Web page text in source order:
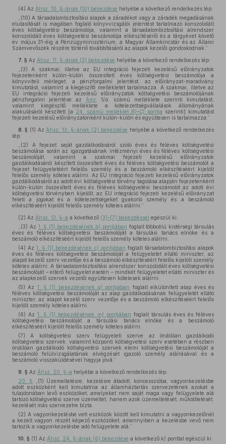
(4) Az Áhsz. 10. §-ának (10) bekezdése helyébe a következő rendelkezés lép:
„(10) A társadalombiztosítási alapok a záradékot vagy a záradék megadásának
elutasítását is magában foglaló könyvvizsgálói jelentést tartalmazó konszolidált
éves költségvetési beszámolója, valamint a társadalombiztosítási alrendszer
konszolidált éves költségvetési beszámolója elkészítéséről és a tárgyévet követő
év május 31-éig a Pénzügyminisztérium, a Magyar Államkincstár és az Állami
Számvevőszék részére történő továbbításáról az alapok kezelői gondoskodnak.”
7. § Az Áhsz. 11. §-ának (3) bekezdése helyébe a következő rendelkezés lép:
„(3) A szakmai, illetve az EU integráció fejezeti kezelésű előirányzatok
fejezetenként külön-külön összesített éves költségvetési beszámolója a
könyvviteli mérleget, a pénzforgalmi jelentést, az előirányzat-maradvány
kimutatást, valamint a kiegészítő mellékletet tartalmazza. A szakmai, illetve az
EU integráció fejezeti kezelésű előirányzatok költségvetési beszámolójának
pénzforgalmi jelentése az Ámr. 1/a.
számú melléklete szerinti kimutatást,
valamint kiegészítő melléklete a kötelezettségvállalások állományának
alakulásáról készített [a 24. számú melléklet B)–C) pontja szerinti] kimutatást
fejezeti kezelésű előirányzatonként külön-külön és együttesen is tartalmazza.”
8. § (1) Az Áhsz. 13. §-ának (2) bekezdése helyébe a következő rendelkezés
lép:
„(2) A fejezet saját gazdálkodásáról szóló éves és féléves költségvetési
beszámolása során az igazgatásának intézményi éves és féléves költségvetési
beszámolóját, valamint a szakmai fejezeti kezelésű előirányzatok
gazdálkodásáról készített összesített éves és féléves költségvetési beszámolót a
fejezet felügyeletéért felelős személy és a beszámoló elkészítéséért kijelölt
felelős személy köteles aláírni. Az EU integráció fejezeti kezelésű előirányzatok
gazdálkodásáról az adott évi költségvetési törvény tagolása alapján fejezetenként
külön-külön összesített éves és féléves költségvetési beszámolót az adott évi
költségvetési törvényben kijelölt, az EU integráció fejezeti kezelésű előirányzat
felett a jogokat és a kötelezettségeket gyakorló személy és a beszámoló
elkészítéséért kijelölt felelős személy köteles aláírni.”
(2) Az Áhsz. 13. §-a a következő (3)–(7) bekezdéssel egészül ki:
„(3) Az 1. § (1) bekezdésének b) pontjában foglalt többcélú kistérségi társulás
éves és féléves költségvetési beszámolóját a társulási tanács elnöke és a
beszámoló elkészítéséért kijelölt felelős személy köteles aláírni.
(4) Az 1. § (1) bekezdésének c) pontjában foglalt társadalombiztosítási alapok
éves és féléves költségvetési beszámolóját a felügyeletet ellátó miniszter, az
alapot kezelő szerv vezetője és a beszámoló elkészítéséért felelős kijelölt személy
köteles aláírni. A társadalombiztosítási alrendszer konszolidált éves költségvetési
beszámolóját – eltérő felügyelet esetén – mindkét felügyeletet ellátó miniszter és
az alapkezelő szervek vezetői együttesen kötelesek aláírni.
(5) Az 1. § (1) bekezdésénekg) pontjában foglalt elkülönített alap éves és
féléves költségvetési beszámolóját az alap gazdálkodásának felügyeletét ellátó
miniszter, az alapot kezelő szerv vezetője és a beszámoló elkészítéséért felelős
kijelölt személy köteles aláírni.
(6) Az1. § (1) bekezdésének m) pontjában foglalt társulás éves és féléves
költségvetési beszámolóját a társulási tanács elnöke és a beszámoló
elkészítéséért kijelölt felelős személy köteles aláírni.
(7) A költségvetési szerv felügyeleti szerve az önállóan gazdálkodó
költségvetési szervek, valamint központi költségvetési szerv esetében a részben
önállóan gazdálkodó költségvetési szervek elemi költségvetési beszámolóját a
beszámoló felülvizsgálatának elvégzését igazoló személy aláírásával és a
beszámoló visszaküldésével hagyja jóvá.”
9. § Az Áhsz. 20. §-a helyébe a következő rendelkezés lép:
20. § „(1) Üzemeltetésre, kezelésre átadott, koncesszióba, vagyonkezelésbe
adott eszközként kell kimutatnia az államháztartás szervezetének azokat a
tulajdonában levő eszközöket, amelyeket nem saját maga vagy felügyelete alá
tartozó költségvetési szerve üzemeltet, hanem azok üzemeltetését, működtetését,
kezelését más szervezetre bízta.
(2) A vagyonkezelésbe vett eszközök között kell kimutatni a vagyonkezelőnél
a kezelt vagyon részét képező eszközöket, amennyiben a kezelésbe vevő nem
tartozik a vagyonkezelésbe adó felügyelete alá.”
10. § (1) Az Áhsz. 24. §-ának (6) bekezdése a következő k) ponttal egészül ki: